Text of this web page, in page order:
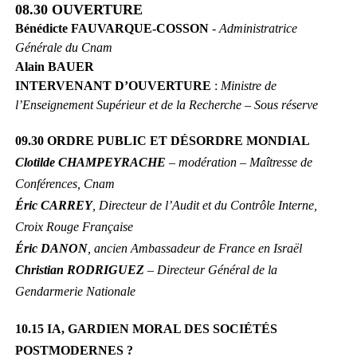
08.30 OUVERTURE
Bénédicte FAUVARQUE-COSSON - Administratrice
Générale du Cnam
Alain BAUER
INTERVENANT D’OUVERTURE : Ministre de
l’Enseignement Supérieur et de la Recherche – Sous réserve
09.30 ORDRE PUBLIC ET DÉSORDRE MONDIAL
Clotilde CHAMPEYRACHE – modération – Maîtresse de
Conférences, Cnam
Éric CARREY, Directeur de l’Audit et du Contrôle Interne,
Croix Rouge Française
Éric DANON , ancien Ambassadeur de France en Israël
Christian RODRIGUEZ – Directeur Général de la
Gendarmerie Nationale
10.15 IA, GARDIEN MORAL DES SOCIÉTÉS
POSTMODERNES ?